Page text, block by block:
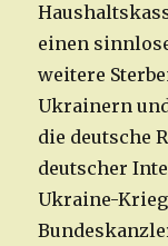
einen
weitere
Ukrainern
die deutsche
deutscher
Ukraine-